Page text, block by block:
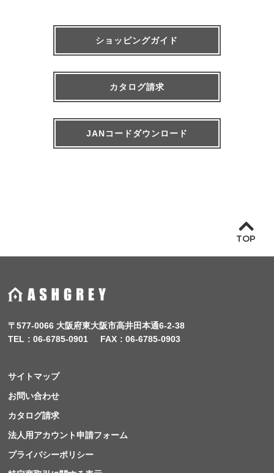
ショッピングガイド
カタログ請求
JANコードダウンロード
TOP
〒577-0066 大阪府東大阪市高井田本通6-2-38
TEL
06-6785-0901 FAX 06-6785-0903
サイトマップ
お問い合わせ
カタログ請求
法人用アカウント申請フォーム
プライバシーポリシー